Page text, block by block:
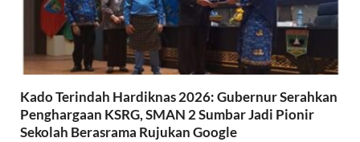
Kado Terindah Hardiknas 2026: Gubernur Serahkan
Penghargaan KSRG, SMAN 2 Sumbar Jadi Pionir
Sekolah Berasrama Rujukan Google